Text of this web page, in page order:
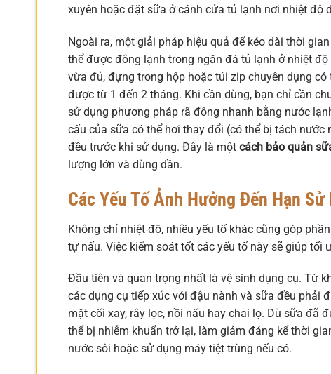
xuyên hoặc đặt sữa ở cánh cửa tủ lạnh nơi nhiệt độ
Ngoài ra, một giải pháp hiệu quả để kéo dài thời
thể được đông lạnh trong ngăn đá tủ lạnh ở nhiệt
vừa đủ, đựng trong hộp hoặc túi zip chuyên dụng
được từ 1 đến 2 tháng. Khi cần dùng, bạn chỉ cần
sử dụng phương pháp rã đông nhanh bằng nước
cấu của sữa có thể hơi thay đổi (có thể bị tách
đều trước khi sử dụng. Đây là một cách bảo quản
lượng lớn và dùng dần.
Các Yếu Tố Ảnh Hưởng Đến Hạn
Không chỉ nhiệt độ, nhiều yếu tố khác cũng góp
tự nấu. Việc kiểm soát tốt các yếu tố này sẽ giúp tối
Đầu tiên và quan trọng nhất là vệ sinh dụng cụ. Từ
các dụng cụ tiếp xúc với đậu nành và sữa đều phải
mặt cối xay, rây lọc, nồi nấu hay chai lọ. Dù sữa đã
thể bị nhiễm khuẩn trở lại, làm giảm đáng kể thời
nước sôi hoặc sử dụng máy tiệt trùng nếu có.